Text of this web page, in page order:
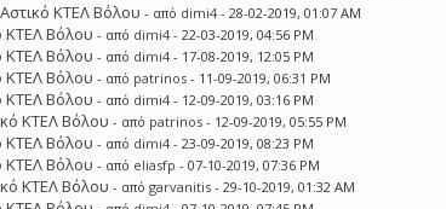
Αστικό ΚΤΕΛ Βόλου - από dimi4 - 28-02-2019, 01:07 AM
ΚΤΕΛ Βόλου - από dimi4 - 22-03-2019, 04:56 PM
ΚΤΕΛ Βόλου - από dimi4 - 17-08-2019, 12:05 PM
ΚΤΕΛ Βόλου - από patrinos - 11-09-2019, 06:31 PM
ΚΤΕΛ Βόλου - από dimi4 - 12-09-2019, 03:16 PM
ΚΤΕΛ Βόλου - από patrinos - 12-09-2019, 05:55 PM
ΚΤΕΛ Βόλου - από dimi4 - 23-09-2019, 08:23 PM
ΚΤΕΛ Βόλου - από eliasfp - 07-10-2019, 07:36 PM
ΚΤΕΛ Βόλου - απόgarvanitis - 29-10-2019, 01:32 AM